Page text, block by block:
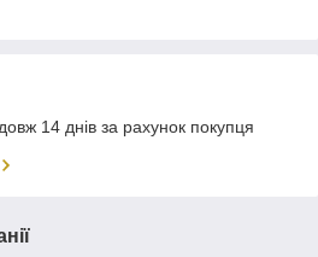
14 днів за рахунок покупця